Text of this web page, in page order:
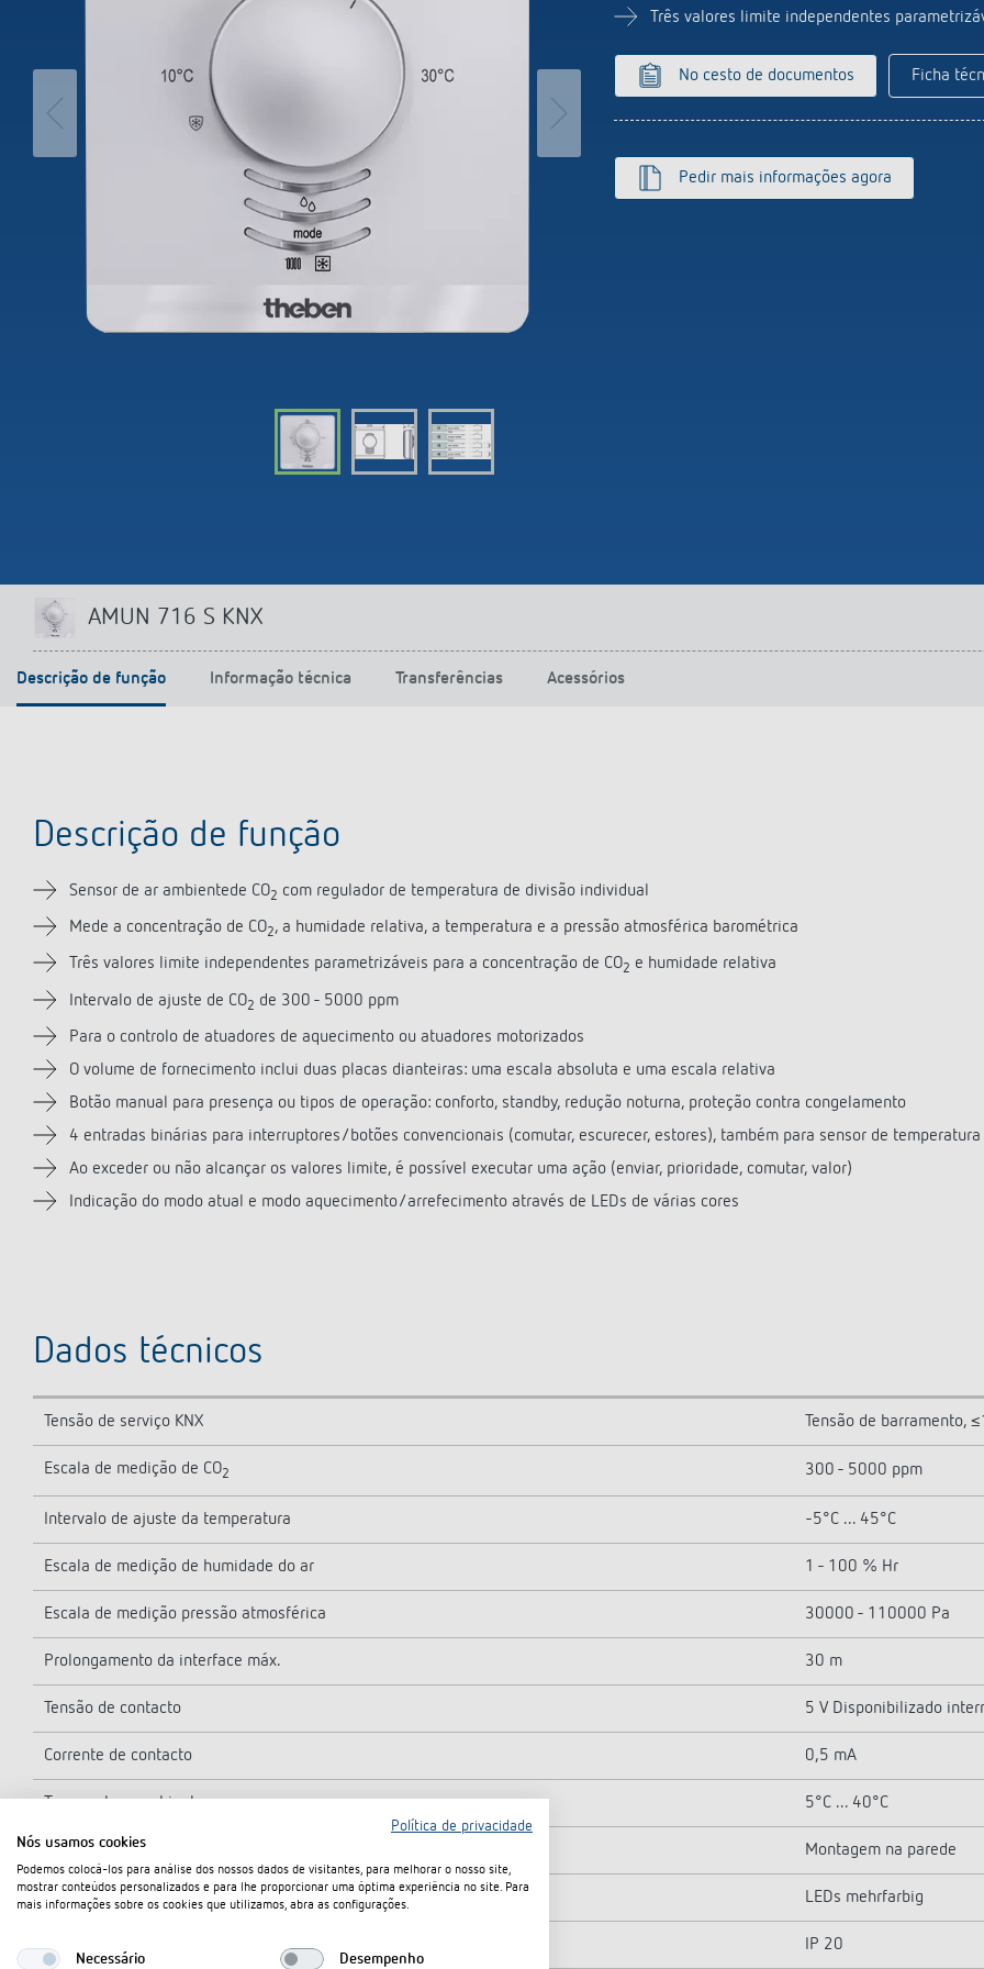
Três valores limite independentes
No cesto de documentos Ficha
Pedir mais informações agora
AMUN 716 S KNX
Descrição de função Informação técnica Transferências Acessórios
Descrição de função
Sensor de ar ambientede CO2 com regulador de temperatura de divisão individual
Mede a concentração de CO2, a humidade relativa, a temperatura e a pressão atmosférica barométrica
Três valores limite independentes parametrizáveis para a concentração de CO2 e humidade relativa
Intervalo de ajuste de CO2 de 300 - 5000 ppm
Para o controlo de atuadores de aquecimento ou atuadores motorizados
O volume de fornecimento inclui duas placas dianteiras: uma escala absoluta e uma escala relativa
Botão manual para presença ou tipos de operação: conforto, standby, redução noturna, proteção contra congelamento
4 entradas binárias para interruptores/botões convencionais (comutar, escurecer, estores), também para sensor de
Ao exceder ou não alcançar os valores limite, é possível executar uma ação (enviar, prioridade, comutar, valor)
Indicação do modo atual e modo aquecimento/arrefecimento através de LEDs de várias cores
Dados técnicos
Tensão de serviço KNX Tensão de barramento,
Escala de medição de CO2 300 - 5000 ppm
Intervalo de ajuste da temperatura -5°C ... 45°C
Escala de medição de humidade do ar 1 - 100 % Hr
Escala de medição pressão atmosférica 30000 - 110000 Pa
Prolongamento da interface máx. 30 m
Tensão de contacto 5 V Disponibilizado
Corrente de contacto 0,5 mA
Temperatura ambiente 5°C ... 40°C
Tipo de montagem Montagem na parede
Indicação LEDs mehrfarbig
Tipo de proteção IP 20
Política de privacidade
Nós usamos cookies
Podemos colocá-los para análise dos nossos dados de visitantes, para melhorar o nosso site,
mostrar conteúdos personalizados e para lhe proporcionar uma óptima experiência no site. Para
mais informações sobre os cookies que utilizamos, abra as configurações.
Necessário Desempenho